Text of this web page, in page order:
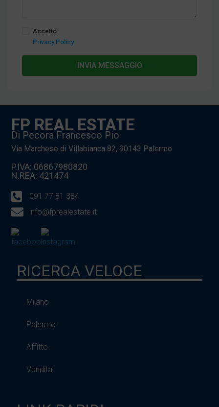
Accetto
Privacy Policy
INVIA MESSAGGIO
FP REAL ESTATE
Di Pecora Francesco Pio
Via Marchese di Villabianca 82, 90143 Palermo
P.IVA: 06867980820
N.REA: 421474
091 77 81 384
info@fprealestate.it
RICERCA VELOCE
Milano
Palermo
Affitto
Vendita